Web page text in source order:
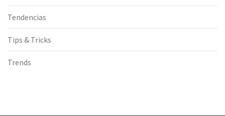
Tendencias
Tips & Tricks
Trends